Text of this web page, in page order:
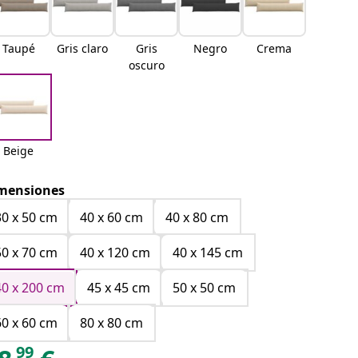
Taupé Gris claro
Gris
oscuro
Negro Crema
Beige
x 50 cm
40 x 60 cm
40 x 80 cm
x 70 cm
40 x 120 cm
40 x 145 cm
x 200 cm
45 x 45 cm
50 x 50 cm
x 60 cm
80 x 80 cm
99